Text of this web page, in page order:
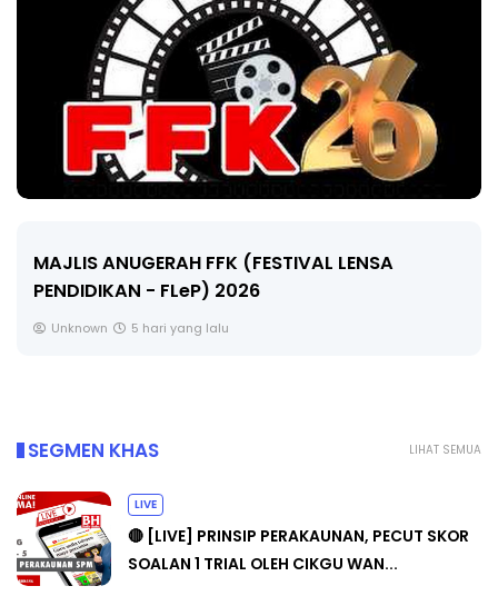
🔴 [LIVE] MATEMATIK SR, WANG TAHUN 6 OLEH
CIKGU ANITA #ALLINONE #141 #...
LIHAT SEMUA
SEGMEN KHAS
LIVE
🔴 [LIVE] PRINSIP PERAKAUNAN, PECUT SKOR
SOALAN 1 TRIAL OLEH CIKGU WAN...